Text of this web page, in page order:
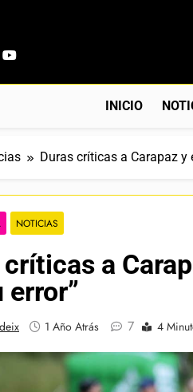
INICIO
Duras críticas a Carapaz y
NOTICIAS
críticas a
error”
1 Año Atrás 7 4